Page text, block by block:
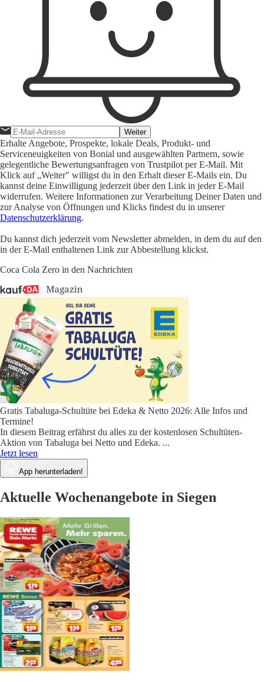
Weiter
Erhalte Angebote, Prospekte, lokale Deals, Produkt- und
Serviceneuigkeiten von Bonial und ausgewählten Partnern, sowie
gelegentliche Bewertungsanfragen von Trustpilot per E-Mail. Mit
Klick auf „Weiter" willigst du in den Erhalt dieser E-Mails ein. Du
kannst deine Einwilligung jederzeit über den Link in jeder E-Mail
widerrufen. Weitere Informationen zur Verarbeitung Deiner Daten und
zur Analyse von Öffnungen und Klicks findest du in unserer
Datenschutzerklärung.
Du kannst dich jederzeit vom Newsletter abmelden, in dem du auf den
in der E-Mail enthaltenen Link zur Abbestellung klickst.
Coca Cola Zero in den Nachrichten
Gratis Tabaluga-Schultüte bei Edeka & Netto 2026: Alle Infos und
Termine!
In diesem Beitrag erfährst du alles zu der kostenlosen Schultüten-
Aktion von Tabaluga bei Netto und Edeka. ...
Jetzt lesen
App herunterladen!
Aktuelle Wochenangebote in Siegen